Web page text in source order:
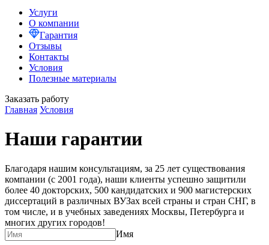
Услуги
О компании
Гарантия
Отзывы
Контакты
Условия
Полезные материалы
Заказать работу
Главная Условия
Наши гарантии
Благодаря нашим консультациям, за 25 лет существования
компании (с 2001 года), наши клиенты успешно защитили
более 40 докторских, 500 кандидатских и 900 магистерских
диссертаций в различных ВУЗах всей страны и стран СНГ, в
том числе, и в учебных заведениях Москвы, Петербурга и
многих других городов!
Имя